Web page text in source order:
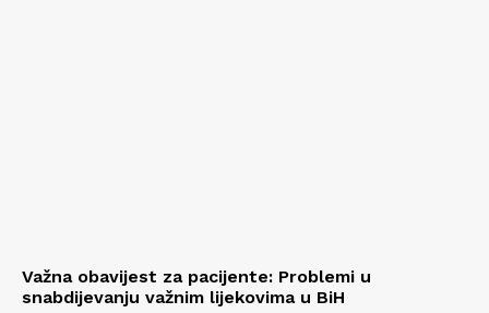
Važna obavijest za pacijente: Problemi u
snabdijevanju važnim lijekovima u BiH